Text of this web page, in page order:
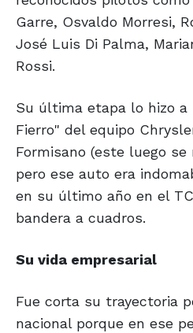
Garre, Osvaldo Morresi,
José Luis Di Palma,
Rossi.
Su última etapa lo hizo a
Fierro" del equipo
Formisano (este luego se
pero ese auto era
en su último año en el
bandera a cuadros.
Su vida empresarial
Fue corta su trayectoria
nacional porque en ese